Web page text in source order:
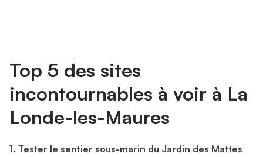
Top 5 des sites
incontournables à voir à La
Londe-les-Maures
1. Tester le sentier sous-marin du Jardin des Mattes